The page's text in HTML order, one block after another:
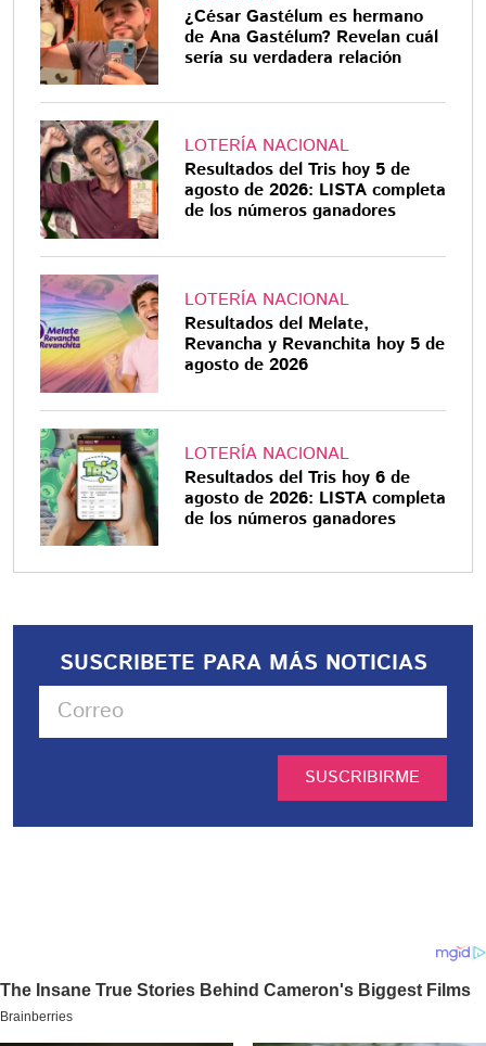
¿César Gastélum es hermano
de Ana Gastélum? Revelan cuál
sería su verdadera relación
LOTERÍA NACIONAL
Resultados del Tris hoy 5 de
agosto de 2026: LISTA completa
de los números ganadores
LOTERÍA NACIONAL
Resultados del Melate,
Revancha y Revanchita hoy 5 de
agosto de 2026
LOTERÍA NACIONAL
Resultados del Tris hoy 6 de
agosto de 2026: LISTA completa
de los números ganadores
SUSCRIBETE PARA MÁS NOTICIAS
SUSCRIBIRME